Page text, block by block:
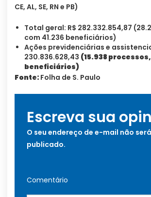
CE, AL, SE, RN e PB)
Total geral: R$ 282.332.854,87
com 41.236 beneficiários)
Ações previdenciárias e
230.836.628,43 (15.938
beneficiários)
Fonte: Folha de S. Paulo
Escreva sua
O seu endereço de e-mail não será
publicado.
Comentário